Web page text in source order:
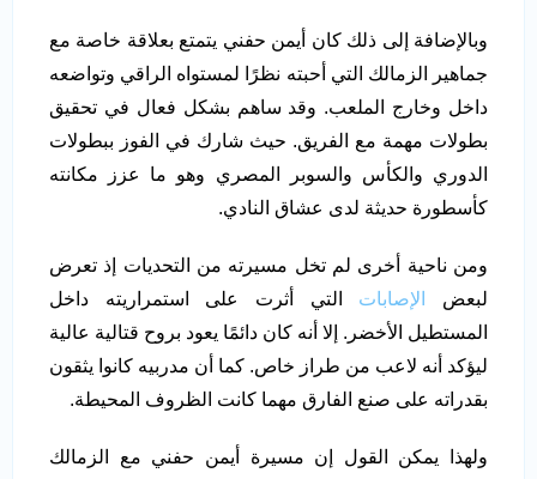
وبالإضافة إلى ذلك كان أيمن حفني يتمتع بعلاقة خاصة مع
جماهير الزمالك التي أحبته نظرًا لمستواه الراقي وتواضعه
داخل وخارج الملعب. وقد ساهم بشكل فعال في تحقيق
بطولات مهمة مع الفريق. حيث شارك في الفوز ببطولات
الدوري والكأس والسوبر المصري وهو ما عزز مكانته
كأسطورة حديثة لدى عشاق النادي.
ومن ناحية أخرى لم تخل مسيرته من التحديات إذ تعرض
لبعض الإصابات التي أثرت على استمراريته داخل
المستطيل الأخضر. إلا أنه كان دائمًا يعود بروح قتالية عالية
ليؤكد أنه لاعب من طراز خاص. كما أن مدربيه كانوا يثقون
بقدراته على صنع الفارق مهما كانت الظروف المحيطة.
ولهذا يمكن القول إن مسيرة أيمن حفني مع الزمالك